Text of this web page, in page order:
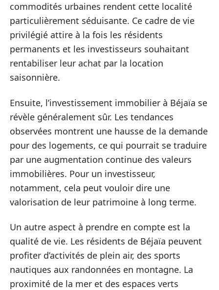
commodités urbaines rendent cette localité
particulièrement séduisante. Ce cadre de vie
privilégié attire à la fois les résidents
permanents et les investisseurs souhaitant
rentabiliser leur achat par la location
saisonnière.
Ensuite, l’investissement immobilier à Béjaïa se
révèle généralement sûr. Les tendances
observées montrent une hausse de la demande
pour des logements, ce qui pourrait se traduire
par une augmentation continue des valeurs
immobilières. Pour un investisseur,
notamment, cela peut vouloir dire une
valorisation de leur patrimoine à long terme.
Un autre aspect à prendre en compte est la
qualité de vie. Les résidents de Béjaïa peuvent
profiter d’activités de plein air, des sports
nautiques aux randonnées en montagne. La
proximité de la mer et des espaces verts